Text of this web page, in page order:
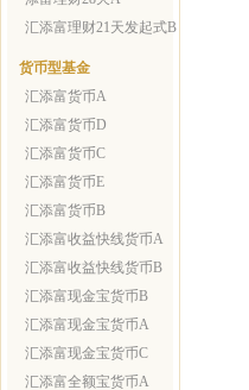
汇添富理财21天发起式B
货币型基金
汇添富货币A
汇添富货币D
汇添富货币C
汇添富货币E
汇添富货币B
汇添富收益快线货币A
汇添富收益快线货币B
汇添富现金宝货币B
汇添富现金宝货币A
汇添富现金宝货币C
汇添富全额宝货币A